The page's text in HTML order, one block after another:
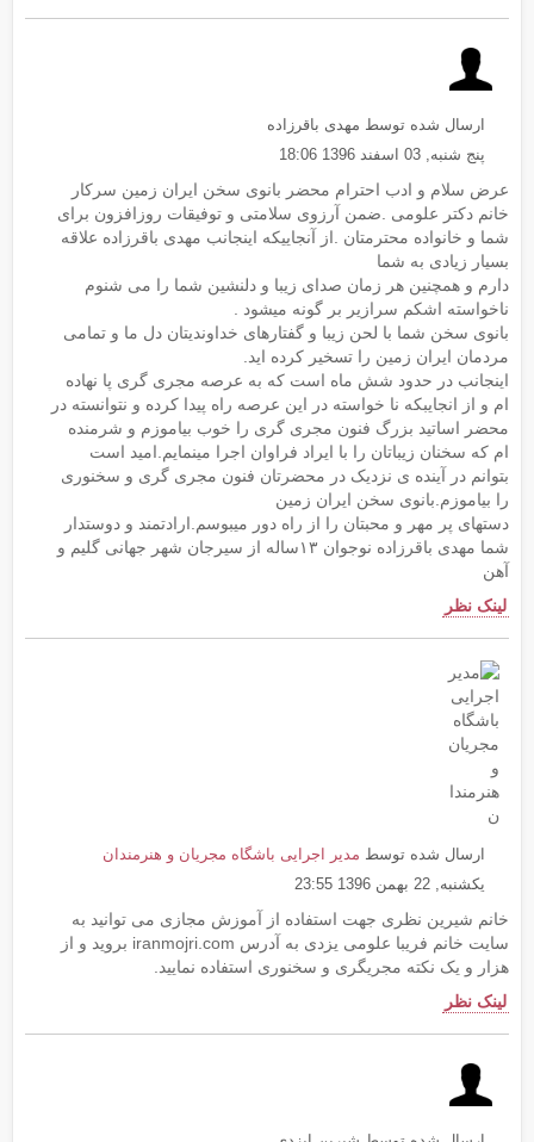
ارسال شده توسط مهدی باقرزاده
پنج شنبه, 03 اسفند 1396 18:06
عرض سلام و ادب احترام محضر بانوی سخن ایران زمین سرکار
خانم دکتر علومی .ضمن آرزوی سلامتی و توفیقات روزافزون برای
شما و خانواده محترمتان .از آنجاییکه اینجانب مهدی باقرزاده علاقه
بسیار زیادی به شما
دارم و همچنین هر زمان صدای زیبا و دلنشین شما را می شنوم
ناخواسته اشکم سرازیر بر گونه میشود .
بانوی سخن شما با لحن زیبا و گفتارهای خداوندیتان دل ما و تمامی
مردمان ایران زمین را تسخیر کرده اید.
اینجانب در حدود شش ماه است که به عرصه مجری گری پا نهاده
ام و از انجایبکه نا خواسته در این عرصه راه پیدا کرده و نتوانسته در
محضر اساتید بزرگ فنون مجری گری را خوب بیاموزم و شرمنده
ام که سخنان زیباتان را با ایراد فراوان اجرا مینمایم.امید است
بتوانم در آینده ی نزدیک در محضرتان فنون مجری گری و سخنوری
را بیاموزم.بانوی سخن ایران زمین
دستهای پر مهر و محبتان را از راه دور میبوسم.ارادتمند و دوستدار
شما مهدی باقرزاده نوجوان ۱۳ساله از سیرجان شهر جهانی گلیم و
آهن
لینک نظر
ارسال شده توسط مدیر اجرایی باشگاه مجریان و هنرمندان
یکشنبه, 22 بهمن 1396 23:55
خانم شیرین نظری جهت استفاده از آموزش مجازی می توانید به
سایت خانم فریبا علومی یزدی به آدرس iranmojri.com بروید و از
هزار و یک نکته مجریگری و سخنوری استفاده نمایید.
لینک نظر